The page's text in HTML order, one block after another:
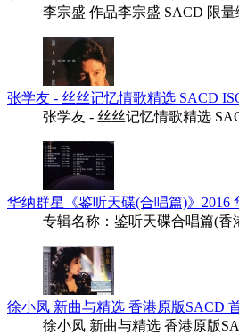
李宗盛 作品李宗盛 SACD 限量
张学友 - 丝丝记忆情歌精选 SACD
张学友 - 丝丝记忆情歌精选
华纳群星《鉴听天碟(合唱篇)》2016
专辑名称：鉴听天碟合唱篇(香
徐小凤 新曲与精选 香港原版SACD
徐小凤 新曲与精选 香港原版